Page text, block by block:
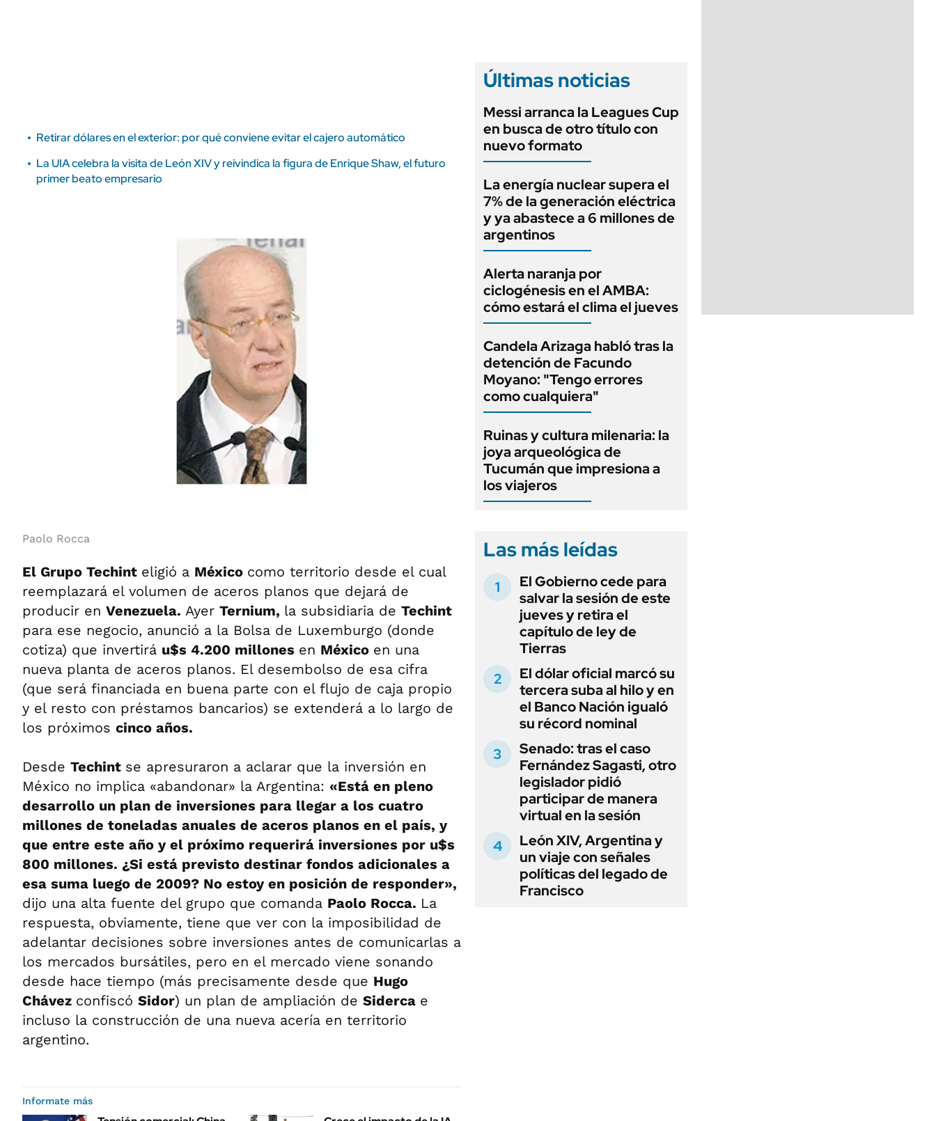
Retirar dólares en el exterior: por qué conviene evitar el cajero automático
La UIA celebra la visita de León XIV y reivindica la figura de Enrique Shaw, el futuro
primer beato empresario
Paolo Rocca
El Grupo Techint eligió a México como territorio desde el cual
reemplazará el volumen de aceros planos que dejará de
producir en Venezuela. Ayer Ternium, la subsidiaria de Techint
para ese negocio, anunció a la Bolsa de Luxemburgo (donde
cotiza) que invertirá u$s 4.200 millones en México en una
nueva planta de aceros planos. El desembolso de esa cifra
(que será financiada en buena parte con el flujo de caja propio
y el resto con préstamos bancarios) se extenderá a lo largo de
los próximos cinco años.
Desde Techint se apresuraron a aclarar que la inversión en
México no implica «abandonar» la Argentina: «Está en pleno
desarrollo un plan de inversiones para llegar a los cuatro
millones de toneladas anuales de aceros planos en el país, y
que entre este año y el próximo requerirá inversiones por u$s
800 millones. ¿Si está previsto destinar fondos adicionales a
esa suma luego de 2009? No estoy en posición de responder»,
dijo una alta fuente del grupo que comanda Paolo Rocca. La
respuesta, obviamente, tiene que ver con la imposibilidad de
adelantar decisiones sobre inversiones antes de comunicarlas a
los mercados bursátiles, pero en el mercado viene sonando
desde hace tiempo (más precisamente desde que Hugo
Chávez confiscó Sidor) un plan de ampliación de Siderca e
incluso la construcción de una nueva acería en territorio
argentino.
Informate más
Últimas noticias
Messi arranca la Leagues Cup
en busca de otro título con
nuevo formato
La energía nuclear supera el
7% de la generación eléctrica
y ya abastece a 6 millones de
argentinos
Alerta naranja por
ciclogénesis en el AMBA:
cómo estará el clima el jueves
Candela Arizaga habló tras la
detención de Facundo
Moyano: "Tengo errores
como cualquiera"
Ruinas y cultura milenaria: la
joya arqueológica de
Tucumán que impresiona a
los viajeros
Las más leídas
El Gobierno cede para
salvar la sesión de este
jueves y retira el
capítulo de ley de
Tierras
El dólar oficial marcó su
tercera suba al hilo y en
el Banco Nación igualó
su récord nominal
Senado: tras el caso
Fernández Sagasti, otro
legislador pidió
participar de manera
virtual en la sesión
León XIV, Argentina y
un viaje con señales
políticas del legado de
Francisco